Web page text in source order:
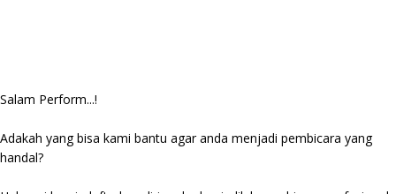
Salam Perform...!
Adakah yang bisa kami bantu agar anda menjadi pembicara yang
handal?